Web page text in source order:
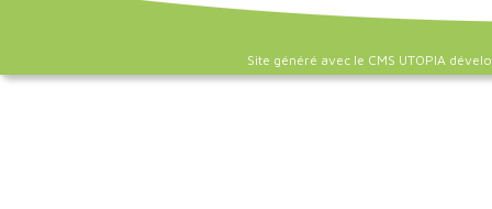
Site généré avec le CMS UTOPIA